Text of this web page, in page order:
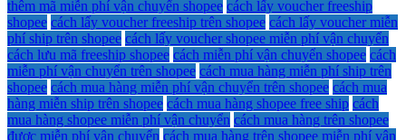
thêm mã miễn phí vận chuyển shopee cách lấy voucher freeship
shopee cách lấy voucher freeship trên shopee cách lấy voucher miễn
phí ship trên shopee cách lấy voucher shopee miễn phí vận chuyển
cách lưu mã freeship shopee cách miễn phí vận chuyển shopee cách
miễn phí vận chuyển trên shopee cách mua hàng miễn phí ship trên
shopee cách mua hàng miễn phí vận chuyển trên shopee cách mua
hàng miễn ship trên shopee cách mua hàng shopee free ship cách
mua hàng shopee miễn phí vận chuyển cách mua hàng trên shopee
được miễn phí vận chuyển cách mua hàng trên shopee miễn phí vận